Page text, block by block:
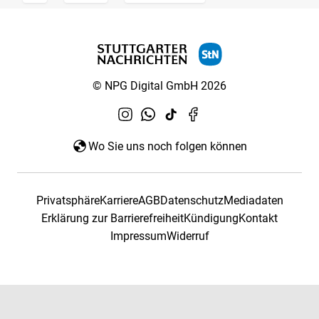
© NPG Digital GmbH 2026
Wo Sie uns noch folgen können
PrivatsphäreKarriereAGBDatenschutzMediadaten
Erklärung zur BarrierefreiheitKündigungKontakt
ImpressumWiderruf